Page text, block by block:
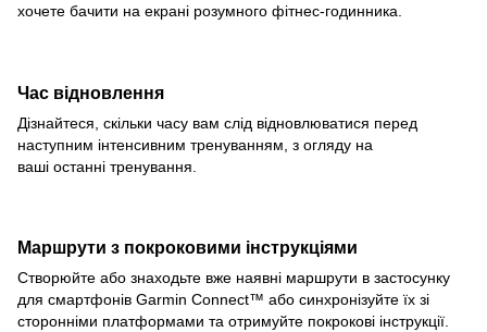
хочете бачити на екрані розумного фітнес-годинника.
Час відновлення
Дізнайтеся, скільки часу вам слід відновлюватися перед
наступним інтенсивним тренуванням, з огляду на
ваші останні тренування.
Маршрути з покроковими інструкціями
Створюйте або знаходьте вже наявні маршрути в застосунку
для смартфонів Garmin Connect™ або синхронізуйте їх зі
сторонніми платформами та отримуйте покрокові інструкції.